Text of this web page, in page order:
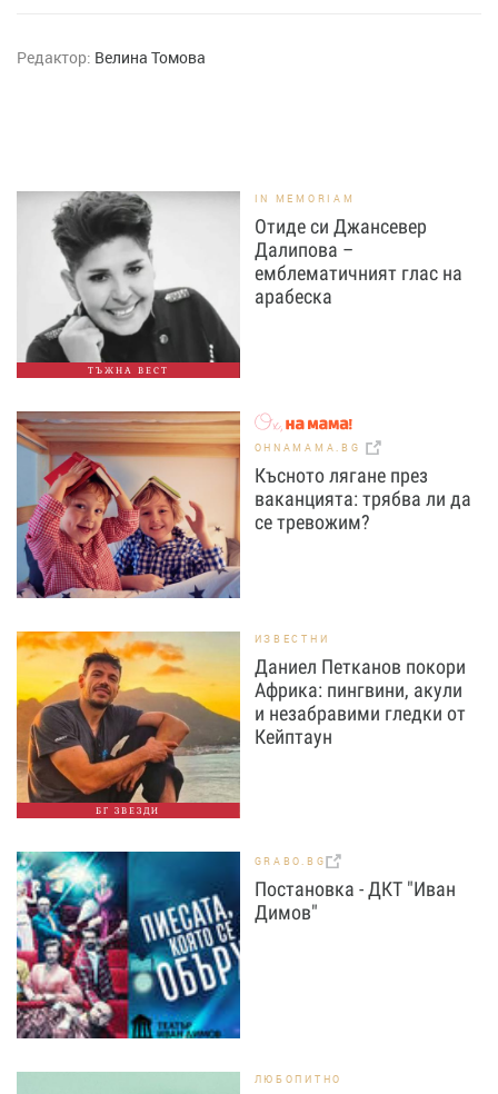
Редактор: Велина Томова
ТЪЖНА ВЕСТ
IN MEMORIAM
Отиде си Джансевер
Далипова –
емблематичният глас на
арабеска
OHNAMAMA.BG
Късното лягане през
ваканцията: трябва ли да
се тревожим?
БГ ЗВЕЗДИ
ИЗВЕСТНИ
Даниел Петканов покори
Африка: пингвини, акули
и незабравими гледки от
Кейптаун
GRABO.BG
Постановка - ДКТ "Иван
Димов"
ЛЮБОПИТНО